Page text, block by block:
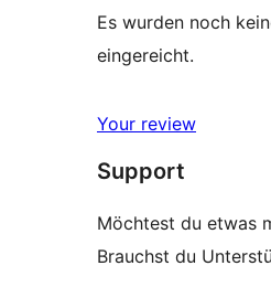
Es wurden noch
eingereicht.
Your review
Support
Möchtest du etwas
Brauchst du